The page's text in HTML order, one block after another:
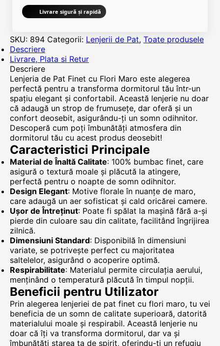
Livrare sigură și rapidă
SKU: 894 Categorii: Lenjerii de Pat, Toate produsele
Descriere
Livrare, Plata si Retur
Descriere
Lenjeria de Pat Finet cu Flori Maro este alegerea
perfectă pentru a transforma dormitorul tău într-un
spațiu elegant și confortabil. Această lenjerie nu doar
că adaugă un strop de frumusețe, dar oferă și un
confort deosebit, asigurându-ți un somn odihnitor.
Descoperă cum poți îmbunătăți atmosfera din
dormitorul tău cu acest produs deosebit!
Caracteristici Principale
Material de Înaltă Calitate: 100% bumbac finet, care
asigură o textură moale și plăcută la atingere,
perfectă pentru o noapte de somn odihnitor.
Design Elegant: Motive florale în nuanțe de maro,
care adaugă un aer sofisticat și cald oricărei camere.
Ușor de Întreținut: Poate fi spălat la mașină fără a-și
pierde din culoare sau din calitate, facilitând îngrijirea
zilnică.
Dimensiuni Standard: Disponibilă în dimensiuni
variate, se potrivește perfect cu majoritatea
saltelelor, asigurând o acoperire optimă.
Respirabilitate: Materialul permite circulația aerului,
menținând o temperatură plăcută în timpul nopții.
Beneficii pentru Utilizator
Prin alegerea lenjeriei de pat finet cu flori maro, tu vei
beneficia de un somn de calitate superioară, datorită
materialului moale și respirabil. Această lenjerie nu
doar că îți va transforma dormitorul, dar va și
îmbunătăți starea ta de spirit, oferindu-ți un refugiu